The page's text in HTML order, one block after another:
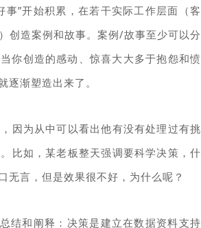
”开始积累，在若干实际工作层面（客
创造案例和故事。案例/故事至少可以分
你创造的感动、惊喜大大多于抱怨和愤
渐塑造出来了。
因为从中可以看出他有没有处理过有挑
比如，某老板整天强调要科学决策，什
无言，但是效果很不好，为什么呢？
结和阐释：决策是建立在数据资料支持